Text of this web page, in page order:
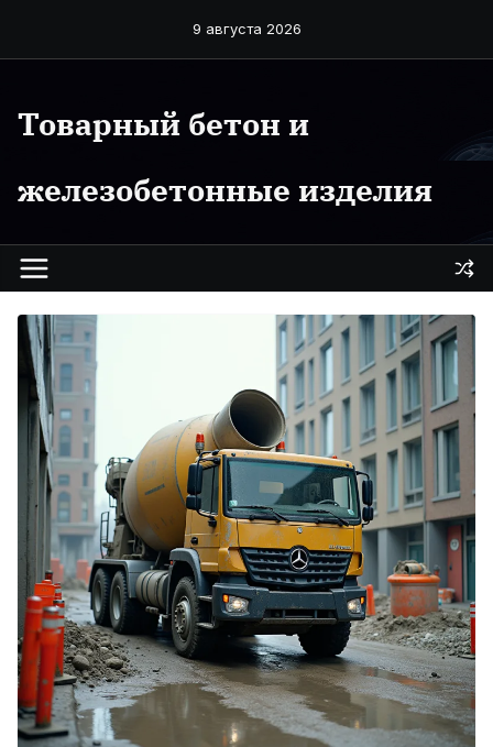
9 августа 2026
Товарный бетон и
железобетонные изделия